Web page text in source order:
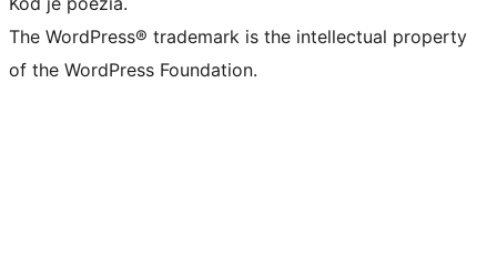
The WordPress® trademark is the intellectual property
of the WordPress Foundation.